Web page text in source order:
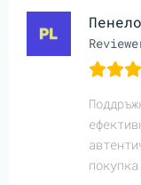
покупка.